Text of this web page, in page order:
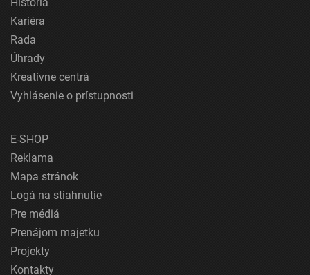
Kariéra
Rada
Úhrady
Kreatívne centrá
Vyhlásenie o prístupnosti
E-SHOP
Reklama
Mapa stránok
Logá na stiahnutie
Pre médiá
Prenájom majetku
Projekty
Kontakty